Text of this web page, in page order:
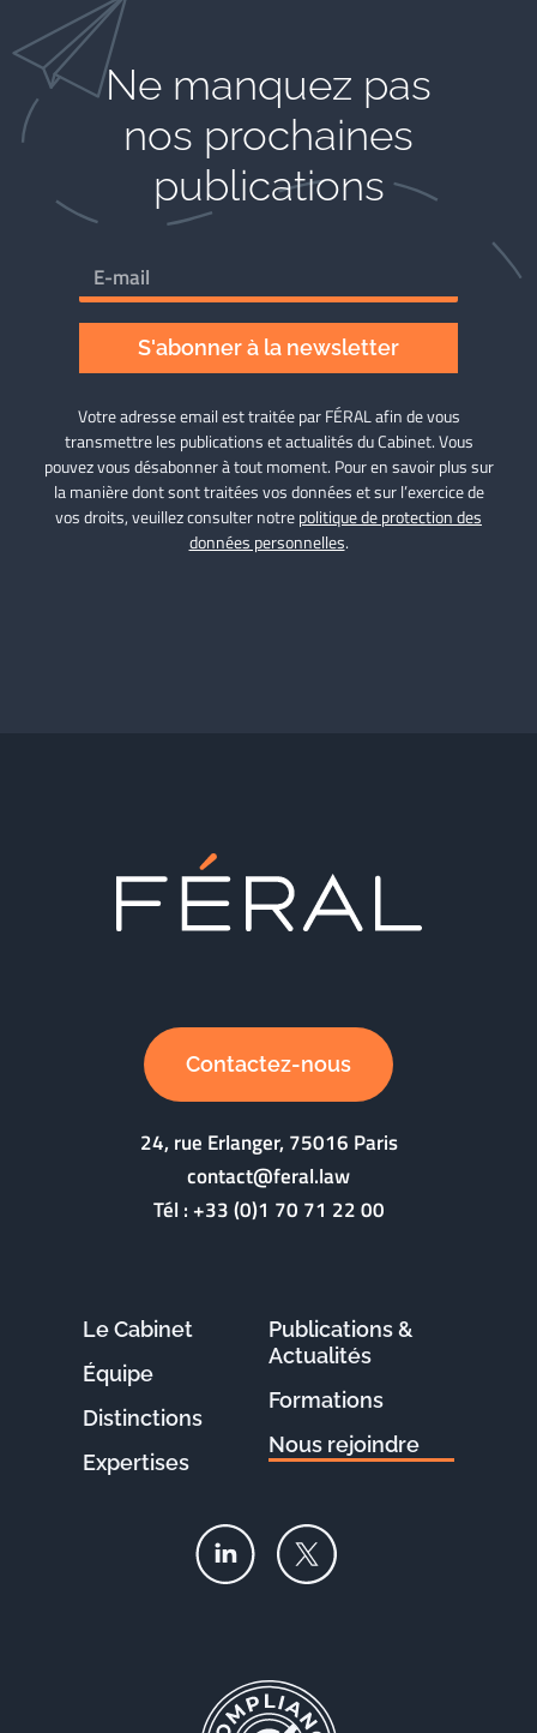
Ne manquez pas
nos prochaines
publications
S'abonner à la newsletter
Votre adresse email est traitée par FÉRAL afin de vous
transmettre les publications et actualités du Cabinet. Vous
pouvez vous désabonner à tout moment. Pour en savoir plus sur
la manière dont sont traitées vos données et sur l’exercice de
vos droits, veuillez consulter notrepolitique de protection des
données personnelles.
Contactez-nous
24, rue Erlanger, 75016 Paris
contact@feral.law
Tél :+33 (0)1 70 71 22 00
Le Cabinet
Équipe
Distinctions
Expertises
Publications &
Actualités
Formations
Nous rejoindre